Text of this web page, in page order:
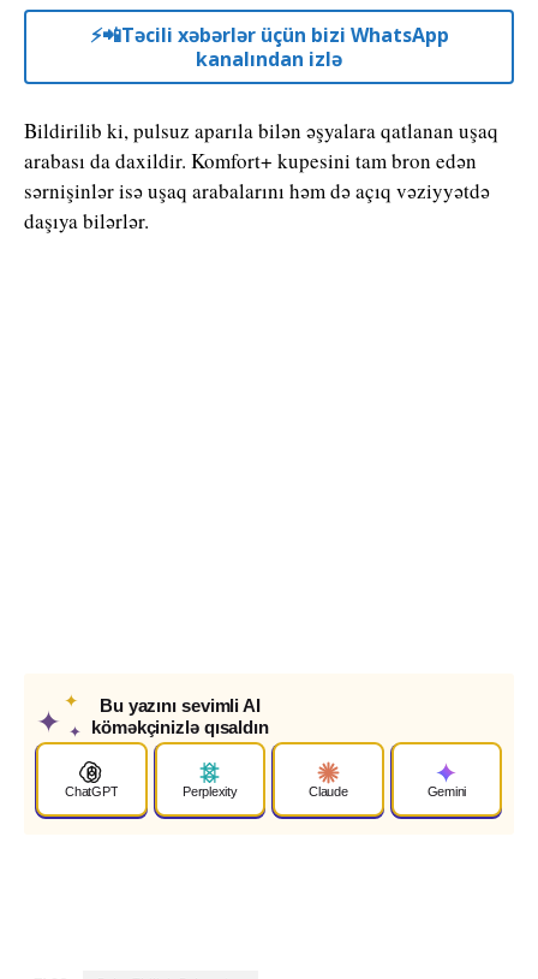
⚡️📲Təcili xəbərlər üçün bizi WhatsApp
kanalından izlə
Bildirilib ki, pulsuz aparıla bilən əşyalara qatlanan uşaq
arabası da daxildir. Komfort+ kupesini tam bron edən
sərnişinlər isə uşaq arabalarını həm də açıq vəziyyətdə
daşıya bilərlər.
✦
✦
✦
Bu yazını sevimli AI
köməkçinizlə qısaldın
ChatGPT Perplexity Claude Gemini